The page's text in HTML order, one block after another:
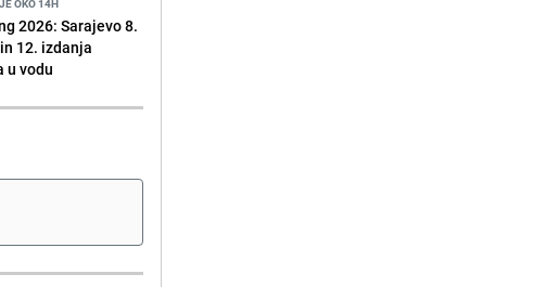
OKO 14H
2026: Sarajevo 8.
12. izdanja
u vodu